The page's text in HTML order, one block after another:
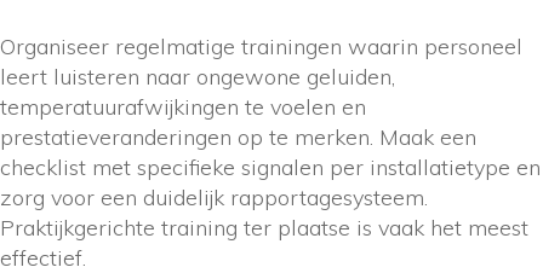
Organiseer regelmatige trainingen waarin personeel
leert luisteren naar ongewone geluiden,
temperatuurafwijkingen te voelen en
prestatieveranderingen op te merken. Maak een
checklist met specifieke signalen per installatietype en
zorg voor een duidelijk rapportagesysteem.
Praktijkgerichte training ter plaatse is vaak het meest
effectief.